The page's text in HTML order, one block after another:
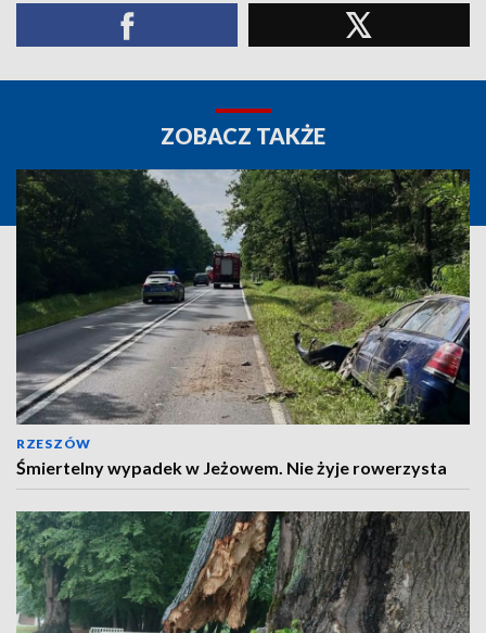
ZOBACZ TAKŻE
RZESZÓW
Śmiertelny wypadek w Jeżowem. Nie żyje rowerzysta